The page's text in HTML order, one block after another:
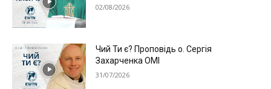
02/08/2026
Чий Ти є? Проповідь о. Сергія
Захарченка ОМІ
31/07/2026